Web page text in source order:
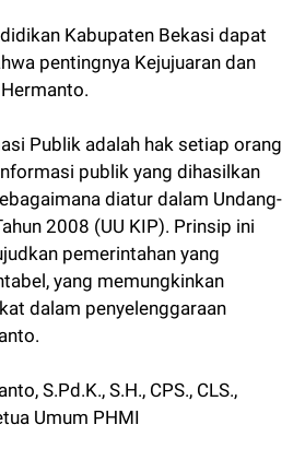
Kabupaten Bekasi dapat
pentingnya Kejujuaran dan
Publik adalah hak setiap orang
publik yang dihasilkan
diatur dalam Undang-
2008 (UU KIP). Prinsip ini
pemerintahan yang
yang memungkinkan
dalam penyelenggaraan
S.Pd.K., S.H., CPS., CLS.,
Umum PHMI